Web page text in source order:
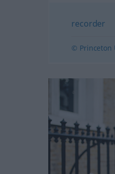
recorder
© Princeton